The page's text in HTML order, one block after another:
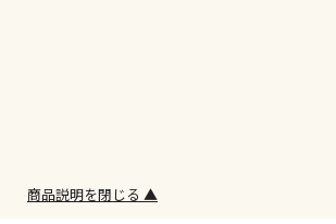
商品説明を閉じる ▲